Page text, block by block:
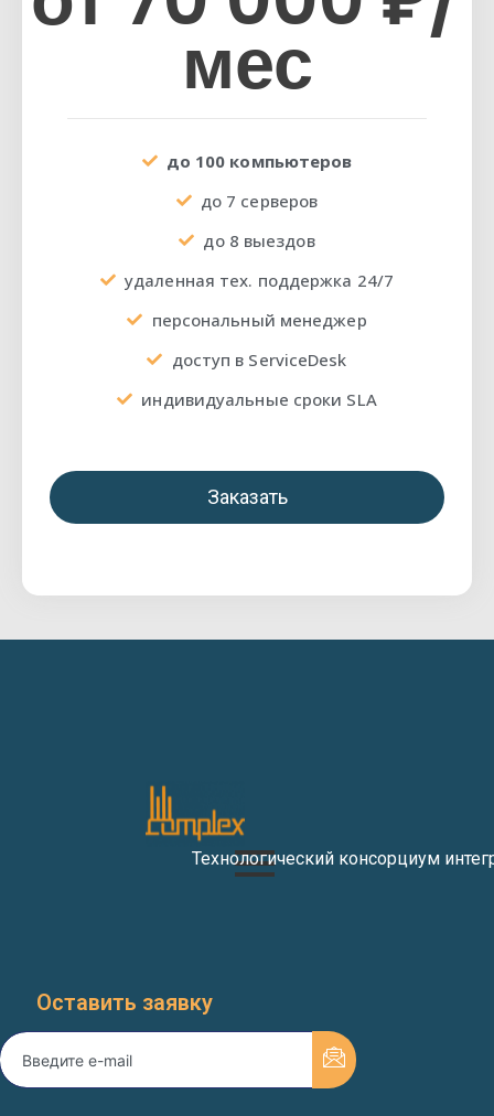
мес
до 100 компьютеров
до 7 серверов
до 8 выездов
удаленная тех. поддержка 24/7
персональный менеджер
доступ в ServiceDesk
индивидуальные сроки SLA
Заказать
Технологический консорциум
Оставить заявку